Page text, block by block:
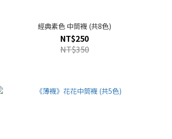
經典素色 中筒襪 (共8色)
NT$250
NT$350